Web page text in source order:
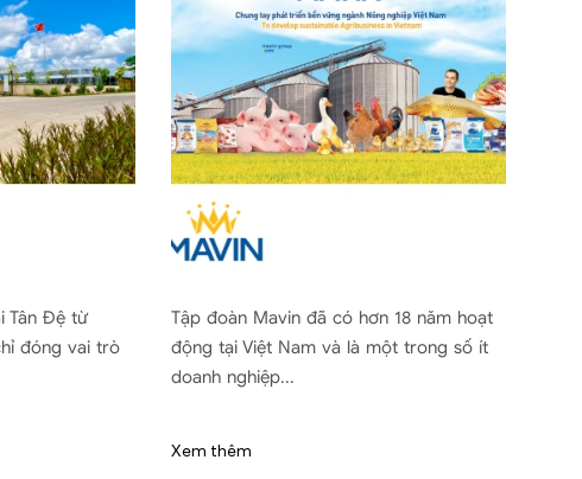
Tân Đệ từ
đóng vai trò
Tập đoàn Mavin đã có hơn 18 năm hoạt
động tại Việt Nam và là một trong số ít
doanh nghiệp...
Xem thêm